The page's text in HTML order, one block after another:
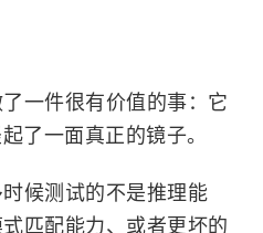
一件很有价值的事：它
了一面真正的镜子。
候测试的不是推理能
匹配能力、或者更坏的